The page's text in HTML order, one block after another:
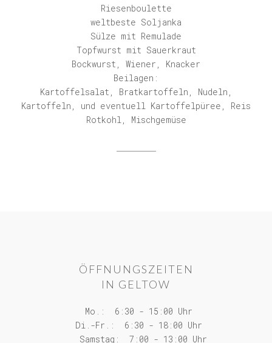
Riesenboulette
weltbeste Soljanka
Sülze mit Remulade
Topfwurst mit Sauerkraut
Bockwurst, Wiener, Knacker
Beilagen:
Kartoffelsalat, Bratkartoffeln, Nudeln,
Kartoffeln, und eventuell Kartoffelpüree, Reis
Rotkohl, Mischgemüse
ÖFFNUNGSZEITEN
IN GELTOW
Mo.: 6:30 - 15:00 Uhr
Di.-Fr.: 6:30 - 18:00 Uhr
Samstag: 7:00 - 13:00 Uhr